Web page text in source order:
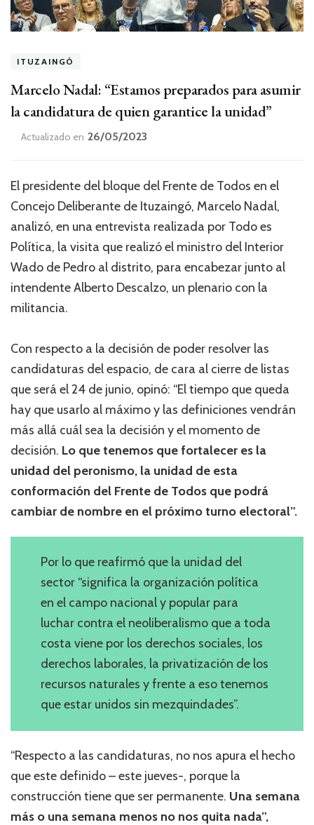
ITUZAINGÓ
Marcelo Nadal: “Estamos preparados para asumir
la candidatura de quien garantice la unidad”
Actualizado en 26/05/2023
El presidente del bloque del Frente de Todos en el
Concejo Deliberante de Ituzaingó, Marcelo Nadal,
analizó, en una entrevista realizada por Todo es
Política, la visita que realizó el ministro del Interior
Wado de Pedro al distrito, para encabezar junto al
intendente Alberto Descalzo, un plenario con la
militancia.
Con respecto a la decisión de poder resolver las
candidaturas del espacio, de cara al cierre de listas
que será el 24 de junio, opinó: “El tiempo que queda
hay que usarlo al máximo y las definiciones vendrán
más allá cuál sea la decisión y el momento de
decisión. Lo que tenemos que fortalecer es la
unidad del peronismo, la unidad de esta
conformación del Frente de Todos que podrá
cambiar de nombre en el próximo turno electoral”.
Por lo que reafirmó que la unidad del
sector “significa la organización política
en el campo nacional y popular para
luchar contra el neoliberalismo que a toda
costa viene por los derechos sociales, los
derechos laborales, la privatización de los
recursos naturales y frente a eso tenemos
que estar unidos sin mezquindades”.
“Respecto a las candidaturas, no nos apura el hecho
que este definido – este jueves-, porque la
construcción tiene que ser permanente. Una semana
más o una semana menos no nos quita nada”,